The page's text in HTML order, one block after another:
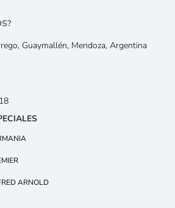
Guaymallén, Mendoza, Argentina
ARNOLD